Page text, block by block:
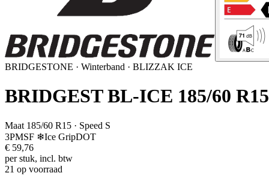
BRIDGESTONE · Winterband · BLIZZAK ICE
BRIDGEST BL-ICE 185/60
Maat 185/60 R15 · Speed S
3PMSF ❄Ice GripDOT
€ 59,76
per stuk, incl. btw
21 op voorraad